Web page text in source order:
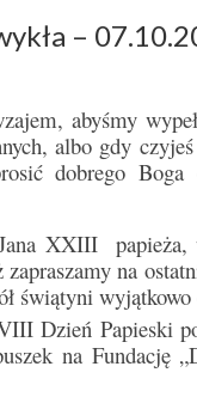
–
abyśmy
albo gdy czyjeś
dobrego Boga
XXIII papieża,
na
świątyni wyjątkowo
Dzień Papieski
na Fundację